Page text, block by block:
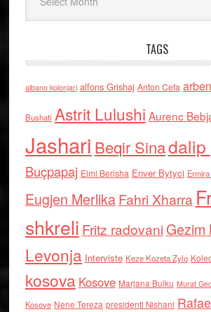
TAGS
albano kolonjari alfons Grishaj Anton Cefa
Bushati Astrit Lulushi Aurenc
Jashari Beqir Sinadalip
Buçpapaj Elmi Berisha Enver Bytyci
Eugjen MerlikaFahri Xharra
shkreli Fritz radovaniGezim
Levonja Interviste Keze Kozeta Zylo
kosova Kosove Marjana Bulku Murat
Kosove Nene Tereza presidenti Nishani